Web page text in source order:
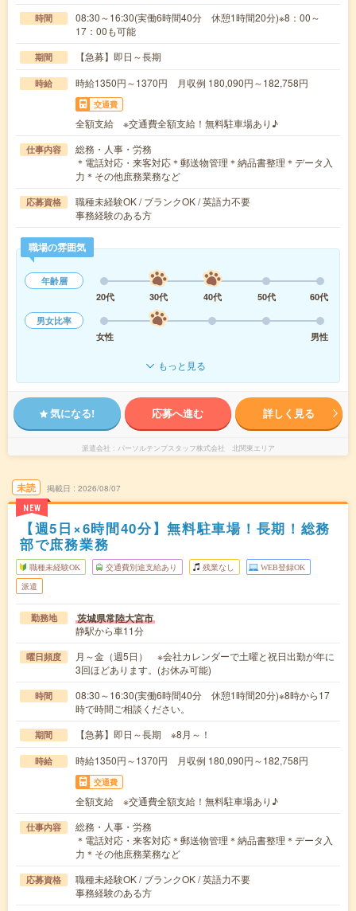
時間
08:30～16:30(実働6時間40分 休憩1時間20分)※8：00～
17：00も可能
期間 【急募】即日～長期
時給 時給1350円～1370円 月収例 180,090円～182,758円
交通費
全額支給 ※交通費全額支給！無料駐車場あり♪
仕事内容
総務・人事・労務
＊電話対応・来客対応＊郵送物管理＊納品書整理＊データ入
力＊その他庶務業務など
応募資格
職種未経験OK / ブランクOK / 英語力不要
事務経験のある方
職場の雰囲気
年齢層
20代
30代 40代 50代
60代
男女比率
女性
男性
もっと見る
気になる! 応募へ進む 詳しく見る
派遣会社 パーソルテンプスタッフ株式会社 北関東エリア
未読
NEW
掲載日 2026/08/07
【週5日×6時間40分】無料駐車場！長期！総務
部で庶務業務
職種未経験OK 交通費別途支給あり 残業なし WEB登録OK
派遣
勤務地 茨城県常陸大宮市
静駅から車11分
曜日頻度
月～金（週5日） ※会社カレンダーで土曜と祝日出勤が年に
3回ほどあります。(お休み可能)
時間
08:30～16:30(実働6時間40分 休憩1時間20分)※8時から17
時で時間ご相談ください。
期間 【急募】即日～長期 ※8月～！
時給 時給1350円～1370円 月収例 180,090円～182,758円
交通費
全額支給 ※交通費全額支給！無料駐車場あり♪
仕事内容
総務・人事・労務
＊電話対応・来客対応＊郵送物管理＊納品書整理＊データ入
力＊その他庶務業務など
応募資格
職種未経験OK / ブランクOK / 英語力不要
事務経験のある方